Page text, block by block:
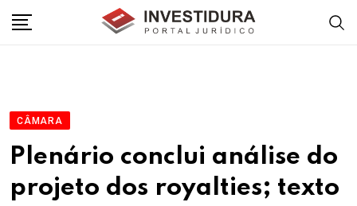
CÂMARA
Plenário conclui análise do
projeto dos royalties; texto